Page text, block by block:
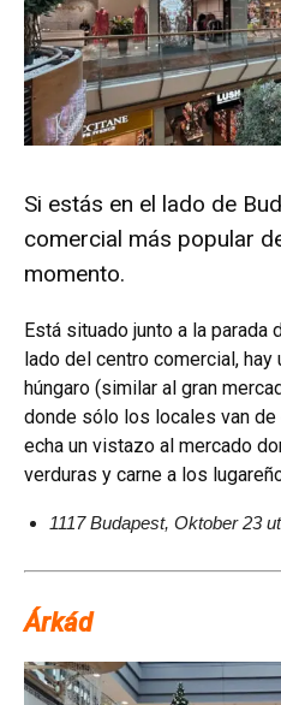
Si estás en el lado de
comercial más popular
momento.
Está situado junto a la parada
lado del centro comercial, hay
húngaro (similar al gran
donde sólo los locales van
echa un vistazo al mercado
verduras y carne a los
1117 Budapest, Oktober 23
Árkád